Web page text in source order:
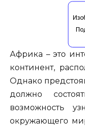
Африка – это
континент,
Однако
должно
возможность
окружающего